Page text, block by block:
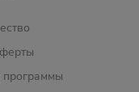
программы